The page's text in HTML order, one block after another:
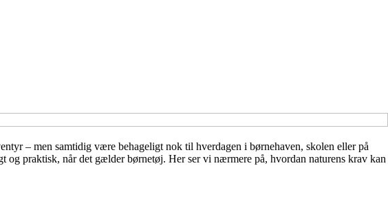
– men samtidig være behageligt nok til hverdagen i børnehaven, skolen eller på
praktisk, når det gælder børnetøj. Her ser vi nærmere på, hvordan naturens krav kan